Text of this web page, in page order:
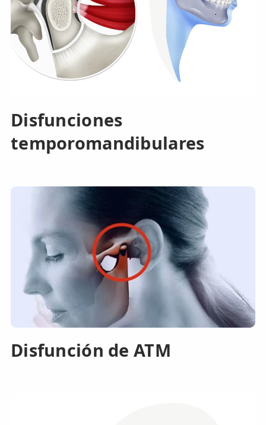
Disfunciones
temporomandibulares
Disfunción de ATM